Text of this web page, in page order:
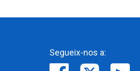
Segueix-nos a: